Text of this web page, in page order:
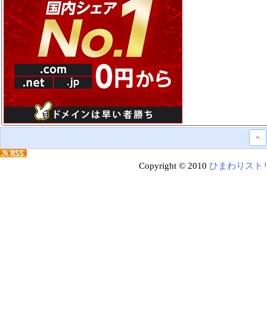
<
Copyright © 2010 ひまわりスト